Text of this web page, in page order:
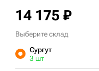
14 175 ₽
Выберите склад
Сургут
3 шт